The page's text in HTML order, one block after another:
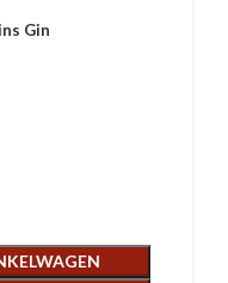
Gin